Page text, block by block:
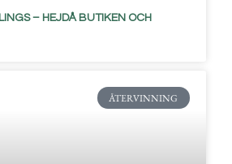
– HEJDÅ BUTIKEN OCH
ÅTERVINNING